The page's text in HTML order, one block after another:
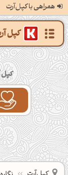
همراهی با کپل‌آرت